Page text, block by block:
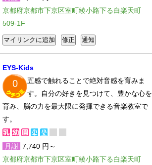
京都府京都市下京区室町綾小路下る白楽天町
509-1F
EYS-Kids
0
五感で触れることで絶対音感を育みま
す。自分の好きを見つけて、豊かな心を
育み、脳の力を最大限に発揮できる音楽教室で
す。
月謝 7,740 円～
京都府京都市下京区室町綾小路下る白楽天町